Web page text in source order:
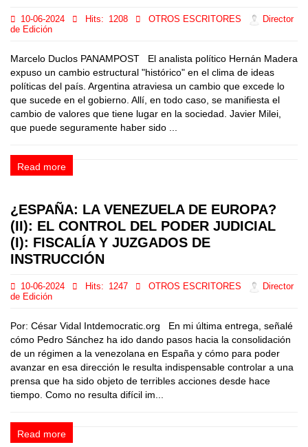
10-06-2024 Hits: 1208 OTROS ESCRITORES
Director
de Edición
Marcelo Duclos PANAMPOST El analista político Hernán Madera
expuso un cambio estructural "histórico" en el clima de ideas
políticas del país. Argentina atraviesa un cambio que excede lo
que sucede en el gobierno. Allí, en todo caso, se manifiesta el
cambio de valores que tiene lugar en la sociedad. Javier Milei,
que puede seguramente haber sido ...
Read more
¿ESPAÑA: LA VENEZUELA DE EUROPA?
(II): EL CONTROL DEL PODER JUDICIAL
(I): FISCALÍA Y JUZGADOS DE
INSTRUCCIÓN
10-06-2024 Hits: 1247 OTROS ESCRITORES
Director
de Edición
Por: César Vidal Intdemocratic.org En mi última entrega, señalé
cómo Pedro Sánchez ha ido dando pasos hacia la consolidación
de un régimen a la venezolana en España y cómo para poder
avanzar en esa dirección le resulta indispensable controlar a una
prensa que ha sido objeto de terribles acciones desde hace
tiempo. Como no resulta difícil im...
Read more